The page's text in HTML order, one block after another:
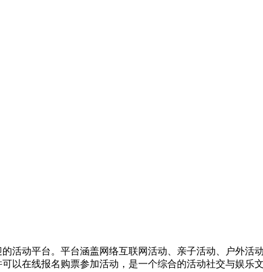
活动平台。平台涵盖网络互联网活动、亲子活动、户外活
以在线报名购票参加活动，是一个综合的活动社交与娱乐文